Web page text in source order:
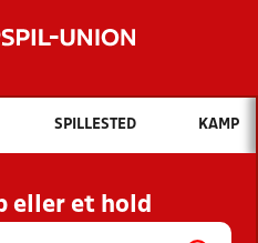
Hvad vil du søge efter?
INDHOLD OG NYHEDER
KLUBBER OG
SPILLESTED KAMP
eller et hold